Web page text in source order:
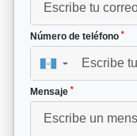
Número de teléfono *
▼
Mensaje *